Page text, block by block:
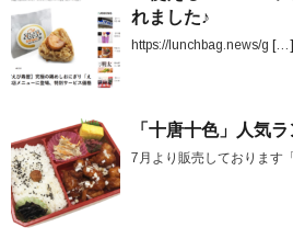
れました♪
https://lunchbag.news/g […]
「十唐十色」人気
7月より販売しております